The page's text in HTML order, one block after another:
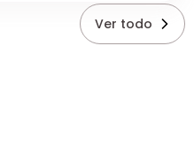
Ver todo